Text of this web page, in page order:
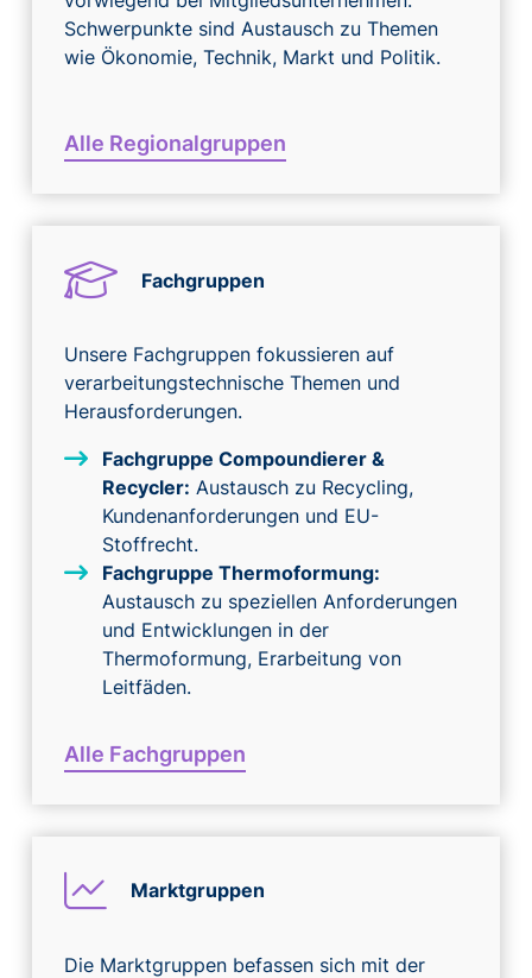
Schwerpunkte sind Austausch zu Themen
wie Ökonomie, Technik, Markt und Politik.
Alle Regionalgruppen
Fachgruppen
Unsere Fachgruppen fokussieren auf
verarbeitungstechnische Themen und
Herausforderungen.
Fachgruppe Compoundierer &
Recycler: Austausch zu Recycling,
Kundenanforderungen und EU-
Stoffrecht.
Fachgruppe Thermoformung:
Austausch zu speziellen Anforderungen
und Entwicklungen in der
Thermoformung, Erarbeitung von
Leitfäden.
Alle Fachgruppen
Marktgruppen
Die Marktgruppen befassen sich mit der